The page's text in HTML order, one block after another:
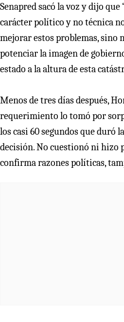
Senapred sacó la voz y dijo
carácter político y no técnica
mejorar estos problemas, sino
potenciar la imagen de
estado a la altura de esta
Menos de tres días después,
requerimiento lo tomó por
los casi 60 segundos que duró
decisión. No cuestionó ni hizo
confirma razones políticas,